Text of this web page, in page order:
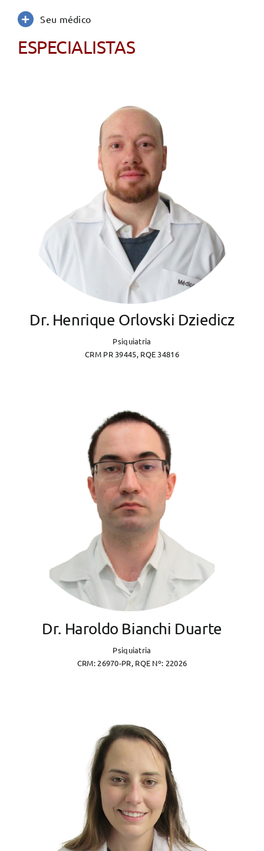
Seu médico
ESPECIALISTAS
Dr. Henrique Orlovski Dziedicz
Psiquiatria
CRM PR 39445, RQE 34816
Dr. Haroldo Bianchi Duarte
Psiquiatria
CRM: 26970-PR, RQE Nº: 22026